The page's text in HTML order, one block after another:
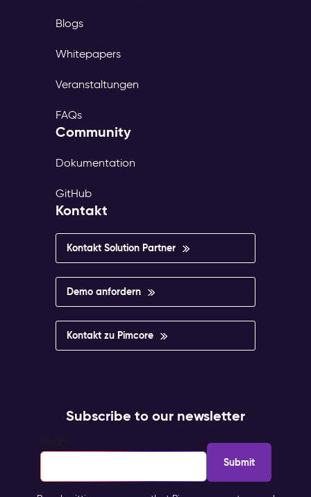
Blogs
Whitepapers
Veranstaltungen
FAQs
Community
Dokumentation
GitHub
Kontakt
Kontakt Solution Partner
Demo anfordern
Kontakt zu Pimcore
Subscribe to our newsletter